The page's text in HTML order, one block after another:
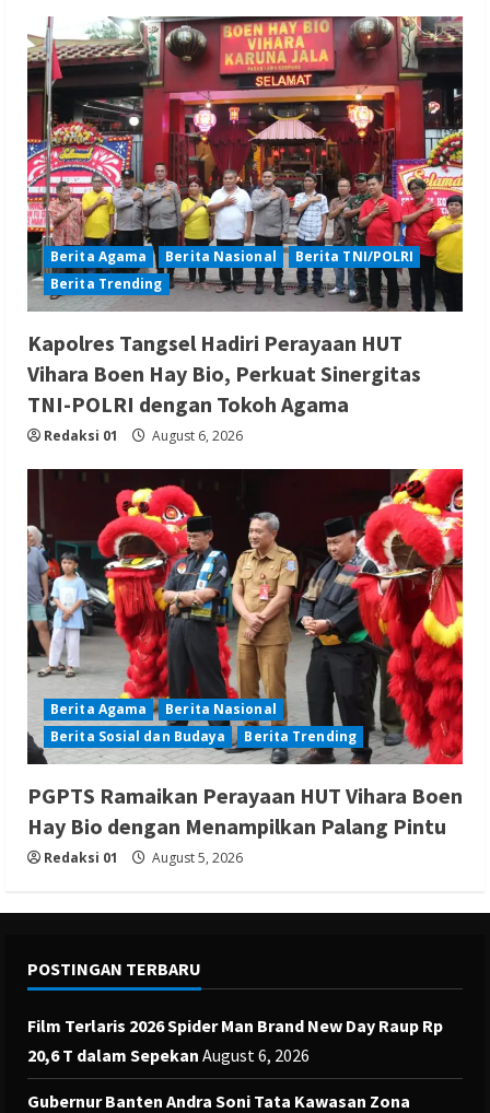
Berita Agama Berita Nasional
Berita TNI/POLRI
Berita Trending
Kapolres Tangsel Hadiri Perayaan HUT
Vihara Boen Hay Bio, Perkuat Sinergitas
TNI-POLRI dengan Tokoh Agama
Redaksi 01 August 6, 2026
Berita Agama
Berita Nasional
Berita Sosial dan Budaya
Berita Trending
PGPTS Ramaikan Perayaan HUT Vihara Boen
Hay Bio dengan Menampilkan Palang Pintu
Redaksi 01 August 5, 2026
POSTINGAN TERBARU
Film Terlaris 2026 Spider Man Brand New Day Raup Rp
20,6 T dalam Sepekan August 6, 2026
Gubernur Banten Andra Soni Tata Kawasan Zona